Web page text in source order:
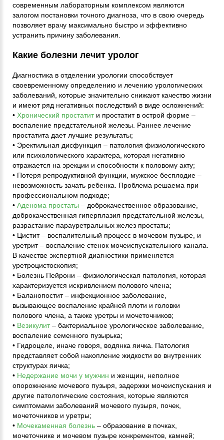
современным лабораторным комплексом являются
залогом постановки точного диагноза, что в свою очередь
позволяет врачу максимально быстро и эффективно
устранить причину заболевания.
Какие болезни лечит уролог
Диагностика в отделении урологии способствует
своевременному определению и лечению урологических
заболеваний, которые значительно снижают качество жизни
и имеют ряд негативных последствий в виде осложнений:
• Хронический простатити простатит в острой форме –
воспаление предстательной железы. Раннее лечение
простатита дает лучшие результаты;
• Эректильная дисфункция – патология физиологического
или психологического характера, которая негативно
отражается на эрекции и способности к половому акту;
• Потеря репродуктивной функции, мужское бесплодие –
невозможность зачать ребенка. Проблема решаема при
профессиональном подходе;
• Аденома простаты – доброкачественное образование,
доброкачественная гиперплазия предстательной железы,
разрастание парауретральных желез простаты;
• Цистит – воспалительный процесс в мочевом пузыре, и
уретрит – воспаление стенок мочеиспускательного канала.
В качестве экспертной диагностики применяется
уретроцистоскопия;
• Болезнь Пейрони – физиологическая патология, которая
характеризуется искривлением полового члена;
• Баланопостит – инфекционное заболевание,
вызывающее воспаление крайней плоти и головки
полового члена, а также уретры и мочеточников;
• Везикулит– бактериальное урологическое заболевание,
воспаление семенного пузырька;
• Гидроцеле, иначе говоря, водянка яичка. Патология
представляет собой накопление жидкости во внутренних
структурах яичка;
• Недержание мочи у мужчин и женщин, неполное
опорожнение мочевого пузыря, задержки мочеиспускания и
другие патологические состояния, которые являются
симптомами заболеваний мочевого пузыря, почек,
мочеточников и уретры;
• Мочекаменная болезнь – образование в почках,
мочеточнике и мочевом пузыре конкрементов, камней;